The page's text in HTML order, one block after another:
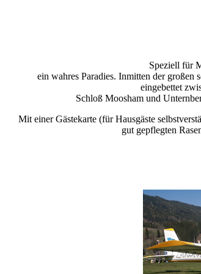
Speziell für
ein wahres Paradies. Inmitten der großen
eingebettet
Schloß Moosham und
Mit einer Gästekarte (für Hausgäste
gut gepflegten